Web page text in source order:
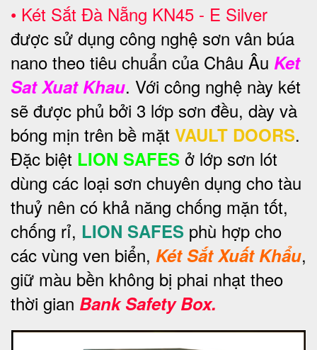
• Két Sắt Đà Nẵng KN45 - E Silver
được sử dụng công nghệ sơn vân búa
nano theo tiêu chuẩn của Châu Âu Ket
Sat Xuat Khau. Với công nghệ này két
sẽ được phủ bởi 3 lớp sơn đều, dày và
bóng mịn trên bề mặt VAULT DOORS.
Đặc biệt LION SAFES ở lớp sơn lót
dùng các loại sơn chuyên dụng cho tàu
thuỷ nên có khả năng chống mặn tốt,
chống rỉ, LION SAFES phù hợp cho
các vùng ven biển, Két Sắt Xuất Khẩu,
giữ màu bền không bị phai nhạt theo
thời gian Bank Safety Box.